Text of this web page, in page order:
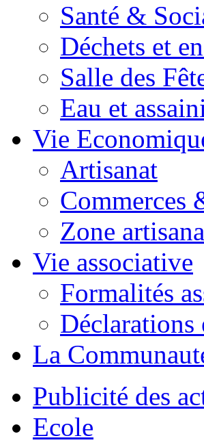
Santé &
Déchets et
Salle des
Eau et
Vie
Artisanat
Commerces
Zone
Vie associative
Formalités
La
Publicité des
Ecole